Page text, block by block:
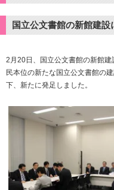
国立公文書館の新館建
2月20日、国立公文書館の新館
民本位の新たな国立公文書館の
下、新たに発足しました。